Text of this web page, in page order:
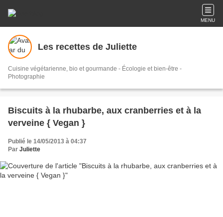
MENU
Les recettes de Juliette
Cuisine végétarienne, bio et gourmande - Écologie et bien-être -
Photographie
Biscuits à la rhubarbe, aux cranberries et à la
verveine { Vegan }
Publié le 14/05/2013 à 04:37
Par Juliette